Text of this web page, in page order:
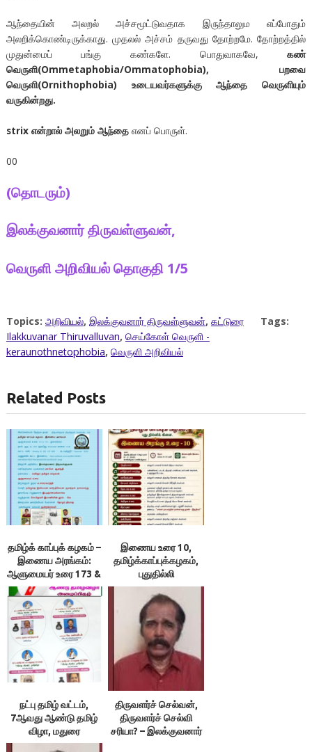
ஆந்தையின் அலறல் அச்சமூட்டுவதாக இருந்தாலும எப்போதும்
அலறிக்கொண்டிருக்காது. முதலல் அச்சம் தருவது தோற்றமே. தோற்றத்தில்
முதுன்மைப் பங்கு கண்களே. பொதுவாகவே,கண்
வெருளி(Ommetaphobia/Ommatophobia), பறவை
வெருளி(Ornithophobia) உடையவர்களுக்கு ஆந்தை வெருளியும்
வருகின்றது.
strix என்றால் அலறும் ஆந்தைஎனப் பொருள்.
00
(தொடரும்)
இலக்குவனார் திருவள்ளுவன்,
வெருளி அறிவியல் தொகுதி 1/5
Topics: அறிவியல், இலக்குவனார் திருவள்ளுவன், கட்டுரை
Tags:
Ilakkuvanar Thiruvalluvan, செய்கோள் வெருளி -
keraunothnetophobia, வெருளி அறிவியல்
Related Posts
தமிழ்க் காப்புக் கழகம் –
இணைய அரங்கம்:
ஆளுமையர் உரை 173 &
174 ; நூலரங்கம்
இணைய உரை 10,
தமிழ்க்காப்புக்கழகம்,
புதுதில்லி
நட்பு தமிழ் வட்டம்,
7ஆவது ஆண்டு தமிழ்
விழா, மதுரை
திருவளர்ச் செல்வன்,
திருவளர்ச் செல்வி
சரியா? – இலக்குவனார்